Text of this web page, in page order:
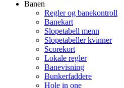
Banen
Regler og banekontroll
Banekart
Slopetabell menn
Slopetabeller kvinner
Scorekort
Lokale regler
Banevisning
Bunkerfaddere
Hole in one